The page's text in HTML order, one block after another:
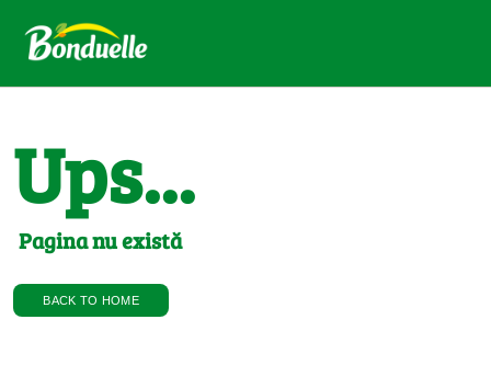
Ups...
Pagina nu există
BACK TO HOME